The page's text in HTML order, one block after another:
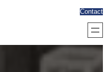
Contact